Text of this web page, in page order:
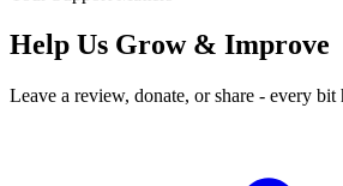
Help Us Grow & Improve
Leave a review, donate, or share - every bit